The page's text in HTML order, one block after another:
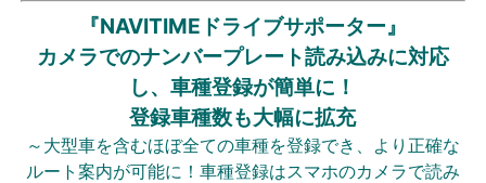
個人向けサービス
法人向けサービス
採用情報
『NAVITIMEドライブサポーター』
カメラでのナンバープレート読み込みに対応
し、車種登録が簡単に！
登録車種数も大幅に拡充
～大型車を含むほぼ全ての車種を登録でき、より正確な
ルート案内が可能に！車種登録はスマホのカメラで読み